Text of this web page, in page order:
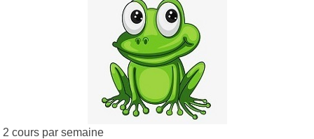
2 cours par semaine